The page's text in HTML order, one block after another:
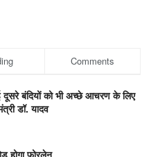
Comments
दूसरे बंदियों को भी अच्छे आचरण के लिए
डॉ. यादव
होगा फोरलेन